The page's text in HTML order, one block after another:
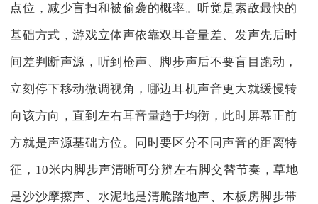
点位，减少盲扫和被偷袭的概率。听觉是索敌最快的
基础方式，游戏立体声依靠双耳音量差、发声先后时
间差判断声源，听到枪声、脚步声后不要盲目跑动，
立刻停下移动微调视角，哪边耳机声音更大就缓慢转
向该方向，直到左右耳音量趋于均衡，此时屏幕正前
方就是声源基础方位。同时要区分不同声音的距离特
征，10米内脚步声清晰可分辨左右脚交替节奏，草地
是沙沙摩擦声、水泥地是清脆踏地声、木板房脚步带